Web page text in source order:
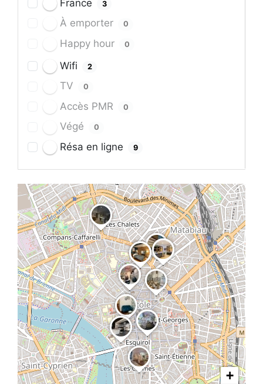
France 3
À emporter 0
Happy hour 0
Wifi 2
TV 0
Accès PMR 0
Végé 0
Résa en ligne 9
+